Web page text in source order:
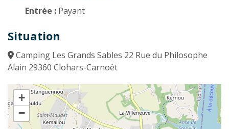
Entrée : Payant
Situation
Camping Les Grands Sables 22 Rue du Philosophe
Alain 29360 Clohars-Carnoët
+
−